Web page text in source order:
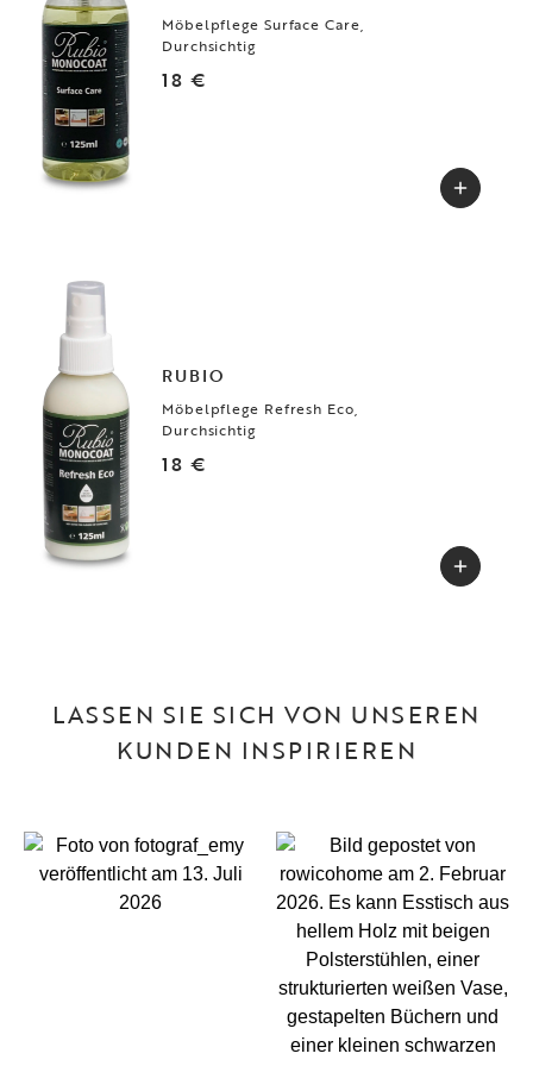
Möbelpflege Surface Care,
Durchsichtig
18 €
RUBIO
Möbelpflege Refresh Eco,
Durchsichtig
18 €
LASSEN SIE SICH VON UNSEREN
KUNDEN INSPIRIEREN